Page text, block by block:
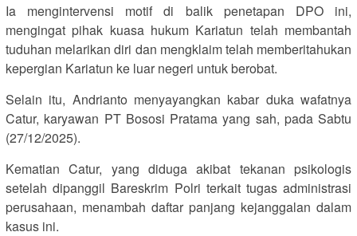
Ia mengintervensi motif di balik penetapan DPO ini,
mengingat pihak kuasa hukum Kariatun telah membantah
tuduhan melarikan diri dan mengklaim telah memberitahukan
kepergian Kariatun ke luar negeri untuk berobat.
Selain itu, Andrianto menyayangkan kabar duka wafatnya
Catur, karyawan PT Bososi Pratama yang sah, pada Sabtu
(27/12/2025).
Kematian Catur, yang diduga akibat tekanan psikologis
setelah dipanggil Bareskrim Polri terkait tugas administrasi
perusahaan, menambah daftar panjang kejanggalan dalam
kasus ini.